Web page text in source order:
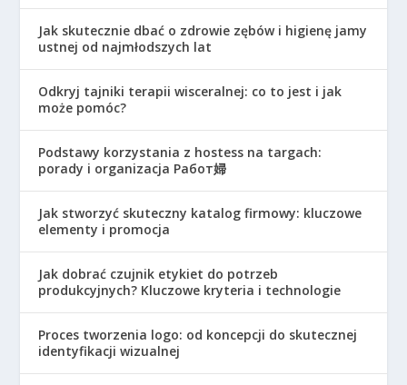
Jak skutecznie dbać o zdrowie zębów i higienę jamy
ustnej od najmłodszych lat
Odkryj tajniki terapii wisceralnej: co to jest i jak
może pomóc?
Podstawy korzystania z hostess na targach:
porady i organizacja Работ婦
Jak stworzyć skuteczny katalog firmowy: kluczowe
elementy i promocja
Jak dobrać czujnik etykiet do potrzeb
produkcyjnych? Kluczowe kryteria i technologie
Proces tworzenia logo: od koncepcji do skutecznej
identyfikacji wizualnej